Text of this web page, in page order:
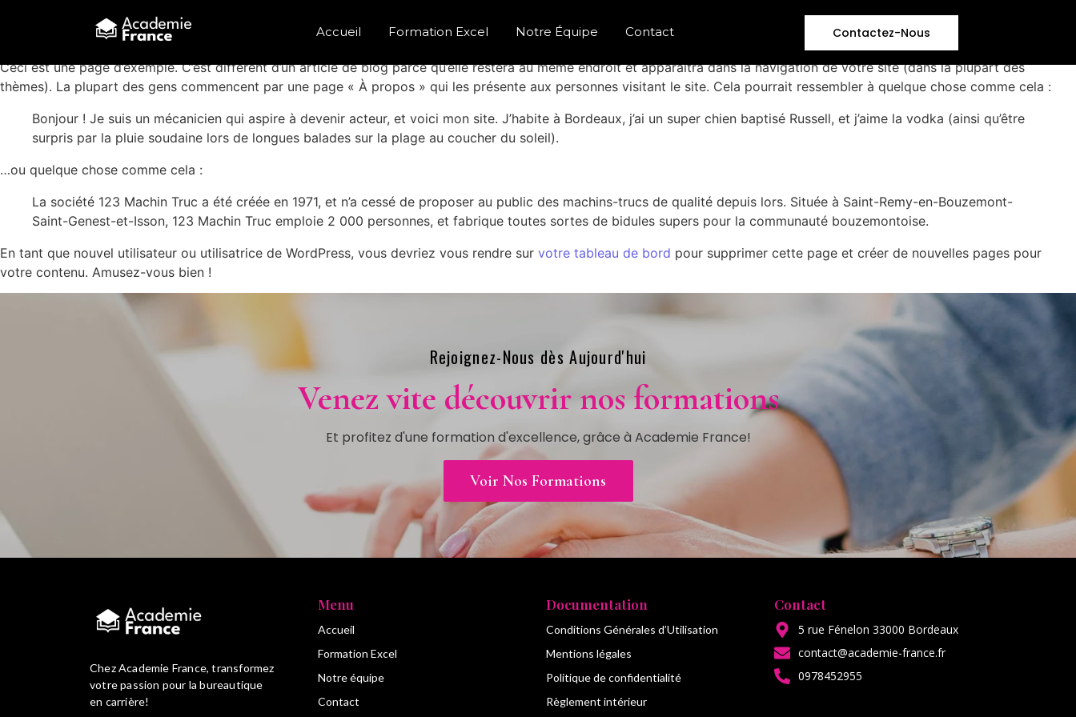
Accueil Formation Excel Notre Équipe Contact Contactez-Nous
Page d’exemple
Ceci est une page d’exemple. C’est différent d’un article de blog parce qu’elle restera au même endroit et apparaîtra dans la navigation de votre site (dans la plupart des
thèmes). La plupart des gens commencent par une page « À propos » qui les présente aux personnes visitant le site. Cela pourrait ressembler à quelque chose comme cela :
Bonjour ! Je suis un mécanicien qui aspire à devenir acteur, et voici mon site. J’habite à Bordeaux, j’ai un super chien baptisé Russell, et j’aime la vodka (ainsi qu’être
surpris par la pluie soudaine lors de longues balades sur la plage au coucher du soleil).
…ou quelque chose comme cela :
La société 123 Machin Truc a été créée en 1971, et n’a cessé de proposer au public des machins-trucs de qualité depuis lors. Située à Saint-Remy-en-Bouzemont-
Saint-Genest-et-Isson, 123 Machin Truc emploie 2 000 personnes, et fabrique toutes sortes de bidules supers pour la communauté bouzemontoise.
En tant que nouvel utilisateur ou utilisatrice de WordPress, vous devriez vous rendre sur votre tableau de bord pour supprimer cette page et créer de nouvelles pages pour
votre contenu. Amusez-vous bien !
Rejoignez-Nous dès Aujourd'hui​
Venez vite découvrir nos formations​
Et profitez d'une formation d'excellence, grâce à Academie France!
Voir Nos Formations
Chez Academie France, transformez
votre passion pour la bureautique
en carrière!
Menu
Accueil
Formation Excel
Notre équipe
Contact
Documentation
Conditions Générales d’Utilisation
Mentions légales
Politique de confidentialité
Règlement intérieur
Contact
5 rue Fénelon 33000 Bordeaux
contact@academie-france.fr
0978452955